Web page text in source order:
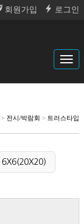
회원가입 로그인
> 전시/박람회 > 트러스타입
6X6(20X20)